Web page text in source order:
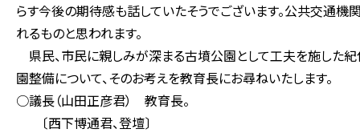
らす今後の期待感も話していたそうでございます。公共交通
れるものと思われます。
県民、市民に親しみが深まる古墳公園として工夫を施した
園整備について、そのお考えを教育長にお尋ねいたします。
○議長（山田正彦君） 教育長。
〔西下博通君、登壇〕